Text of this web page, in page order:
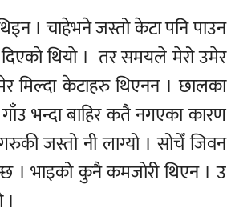
। चाहेभने जस्तो केटा पनि पाउन
थियाे । तर समयले मेरो उमेर
मिल्दा केटाहरु थिएनन । छालका
भन्दा बाहिर कतै नगएका कारण
जस्तो नी लाग्यो । सोचेँ जिवन
। भाइको कुनै कमजोरी थिएन । उ